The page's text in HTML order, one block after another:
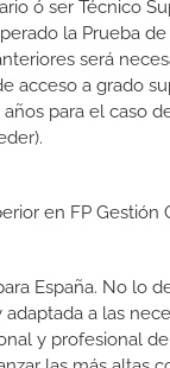
ó ser Técnico
la Prueba
será
acceso a grado
para el caso
en FP Gestión
España. No lo
a las
y profesional